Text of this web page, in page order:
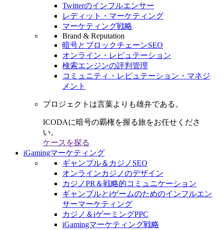
Twitterのインフルエンサー
レディット・マーケティング
マーケティング戦略
Brand & Reputation
暗号とブロックチェーンSEO
オンライン・レピュテーション
検索エンジンの評判管理
コミュニティ・レピュテーション・マネジ
メント
プロジェクトは言葉よりも雄弁である。
ICODAに暗号の覇権を握る旅をお任せくださ
い。
ケースを探る
iGamingマーケティング
ギャンブル＆カジノSEO
オンラインカジノのデザイン
カジノPR＆戦略的コミュニケーション
ギャンブルとiゲームのためのインフルエン
サーマーケティング
カジノ＆iゲーミングPPC
iGamingマーケティング戦略